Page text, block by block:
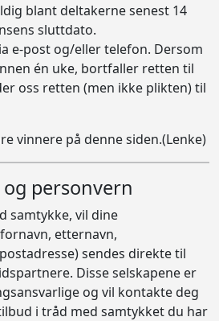
blant deltakerne senest 14
sluttdato.
e-post og/eller telefon. Dersom
én uke, bortfaller retten til
oss retten (men ikke plikten) til
vinnere på denne siden.(Lenke)
personvern
samtykke, vil dine
etternavn,
sendes direkte til
Disse selskapene er
og vil kontakte deg
i tråd med samtykket du har